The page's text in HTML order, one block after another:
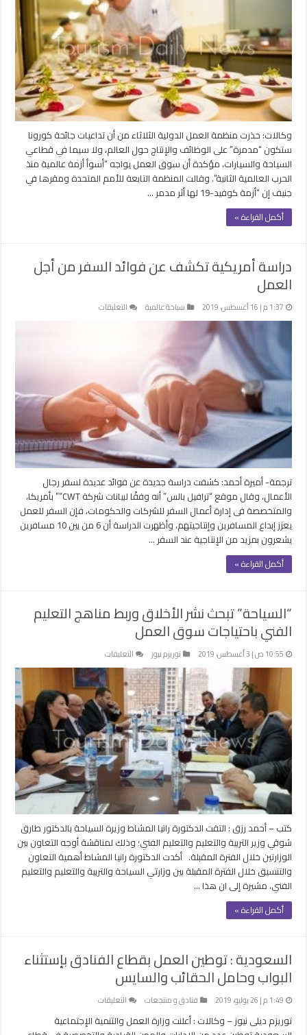
مليون
عامل
بقطاع
السياحة
والسفر
فى
أنحاء
العالم
مغلقة
وكالات: حذرت منظمة العمل الدولية الثلاثاء من أن تداعيات جائحة كورونا
ستكون “مدمرة” على الوظائف والإنتاج حول العالم، ولا سيما في قطاعي
السياحة والسيارات، مؤكدة أن سوق العمل يواجه “أسوأ أزمة عالمية منذ
الحرب العالمية الثانية”. وقالت المنظمة التابعة للأمم المتحدة ومقرها في
جنيف إن “أزمة كوفيد-19 لها أثر مدمر …
أكمل القراءة »
دراسة أمريكية تكشف عن فوائد السفر من أجل
العمل
1:37 م | 16 أغسطس، 2019 سياحة عالمية التعليقات
السفر
من
أجل
العمل
مغلقة
ترجمة- أميرة أحمد: كشفت دراسة جديدة عن فوائد عديدة لسفر رجال
الأعمال، وقال موقع “ترافيل بالس” أنه وفقًا لبيانات شركة CWT”” بأمريكا،
والمتخصصة فى إدارة أعمال السفر للشركات والحكومات، فإن السفر للعمل
يعزز إبداع المسافرين وإنتاجيتهم، وأظهرت الدراسة أن 6 من بين 10 مسافرين
يشعرون بمزيد من الإنتاجية عند السفر …
أكمل القراءة »
“السياحة” تبحث نشر الأخلاق وربط مناهج التعليم
الفني باحتياجات سوق العمل
10:55 ص | 3 أغسطس، 2019 توريزم نيوز التعليقات
“السياحة”
تبحث
نشر
الأخلاق
وربط
مناهج
التعليم
الفني
باحتياجات
سوق
العمل
مغلقة
كتب – أحمد رزق : التقت الدكتورة رانيا المشاط وزيرة السياحة بالدكتور طارق
شوقي وزير التربية والتعليم والتعليم الفني؛ وذلك لمناقشة أوجه التعاون بين
الوزارتين خلال الفترة المقبلة. أكدت الدكتورة رانيا المشاط أهمية التعاون
والتنسيق خلال الفترة المقبلة بين وزارتي السياحة والتربية والتعليم والتعليم
الفني، مشيرة إلى ان هذا …
أكمل القراءة »
السعودية : توطين العمل بقطاع الفنادق بإستثناء
البواب وحامل الحقائب والسايس
1:49 م | 26 يوليو، 2019 فنادق و منتجعات التعليقات
:
توريزم ديلى نيوز – وكالات : أعلنت وزارة العمل والتنمية الإجتماعية